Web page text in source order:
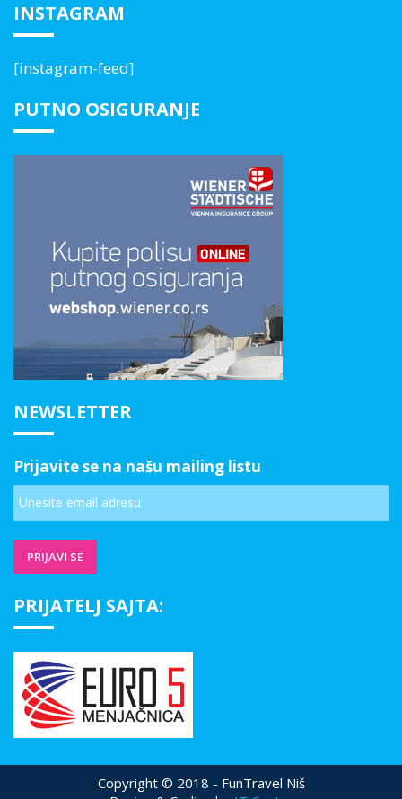
INSTAGRAM
[instagram-feed]
PUTNO OSIGURANJE
NEWSLETTER
Prijavite se na našu mailing listu
PRIJATELJ SAJTA:
Copyright © 2018 - FunTravel Niš